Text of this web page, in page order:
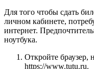
Для того чтобы сдать
личном кабинете,
интернет.
ноутбука.
Откройте браузер,
https://www.tutu.ru.